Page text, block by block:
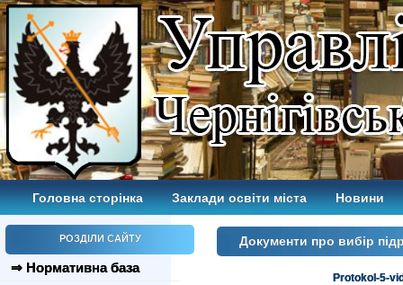
Головна сторінка Заклади освіти міста Новини
РОЗДІЛИ САЙТУ
⇒ Нормативна база
Документи про вибір
Protokol-5-